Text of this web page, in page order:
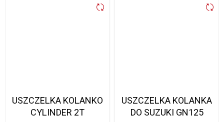
USZCZELKA KOLANKO
CYLINDER 2T
USZCZELKA KOLANKA
DO SUZUKI GN125